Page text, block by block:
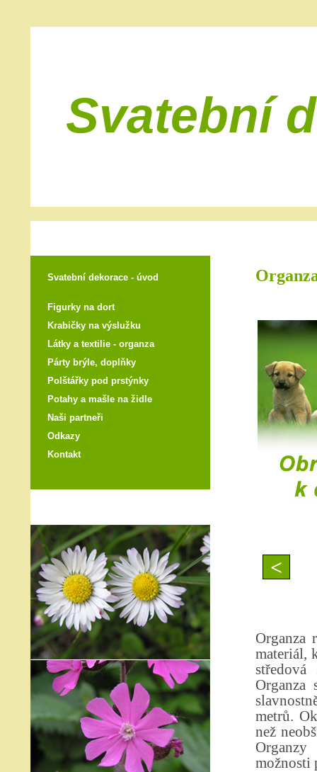
Svatební
Svatební dekorace - úvod
Figurky na dort
Krabičky na výslužku
Látky a textilie - organza
Párty brýle, doplňky
Polštářky pod prstýnky
Potahy a mašle na židle
Naši partneři
Odkazy
Kontakt
<
Organza
materiál,
Organza
metrů.
než
možnosti